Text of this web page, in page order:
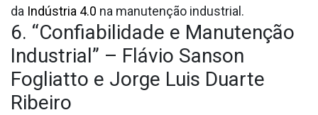
da Indústria 4.0 na manutenção industrial.
6. “Confiabilidade e Manutenção
Industrial” – Flávio Sanson
Fogliatto e Jorge Luis Duarte
Ribeiro